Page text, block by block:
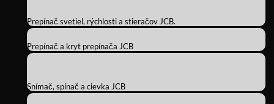
Prepínač svetiel, rýchlosti a stieračov JCB.
Prepínač a kryt prepínača JCB
Snímač, spínač a cievka JCB